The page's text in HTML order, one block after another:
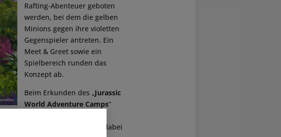
Rafting-Abenteuer geboten
werden, bei dem die gelben
Minions gegen ihre violetten
Gegenspieler antreten. Ein
Meet & Greet sowie ein
Spielbereich runden das
Konzept ab.
Beim Erkunden des „Jurassic
World Adventure Camps“
Towers“ austoben, und dabei